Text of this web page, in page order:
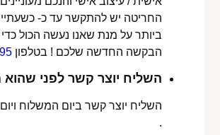
החריטה יש להתקשר עד כ-
ביותר על מנת שאנו נעשה הכול
הבקשה החדשה שלכם ! בטלפון
השליח יוצר קשר לפני שהוא
השליח יוצר קשר ביום המשלוח
.